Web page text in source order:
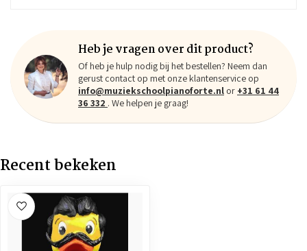
Heb je vragen over dit product?
Of heb je hulp nodig bij het bestellen? Neem dan
gerust contact op met onze klantenservice op
info@muziekschoolpianoforte.nl or +31 61 44
36 332 . We helpen je graag!
Recent bekeken